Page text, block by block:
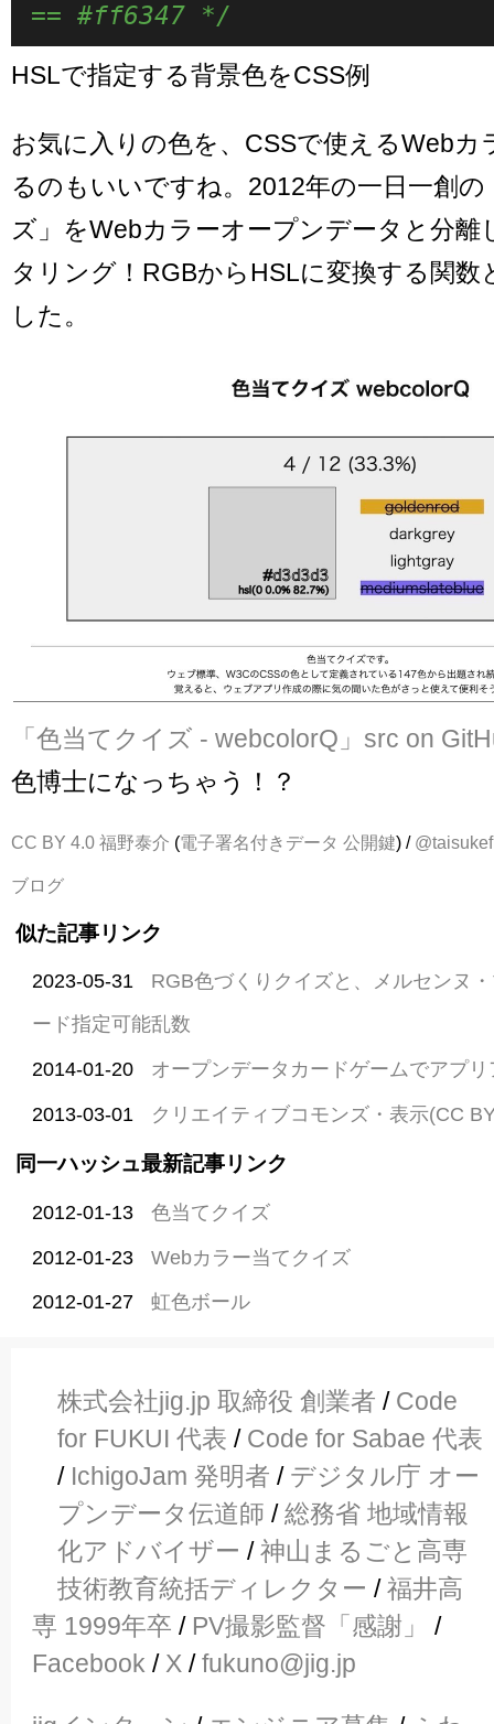
== #ff6347 */
HSLで指定する背景色をCSS例
お気に入りの色を、CSSで使えるWebカ
るのもいいですね。2012年の一日一創の
ズ」をWebカラーオープンデータと分離
タリング！RGBからHSLに変換する関数
した。
「色当てクイズ - webcolorQ」 src on
色博士になっちゃう！？
CC BY 4.0 福野泰介 (電子署名付きデータ 公開鍵) / @taisukef
ブログ
似た記事リンク
2023-05-31
RGB色づくりクイズと、メルセンヌ
ード指定可能乱数
2014-01-20 オープンデータカードゲームでアプ
2013-03-01 クリエイティブコモンズ・表示(CC
同一ハッシュ最新記事リンク
2012-01-13 色当てクイズ
2012-01-23 Webカラー当てクイズ
2012-01-27 虹色ボール
株式会社jig.jp 取締役 創業者 / Code
for FUKUI 代表 / Code for Sabae 代表
/ IchigoJam 発明者 / デジタル庁 オー
プンデータ伝道師 /総務省 地域情報
化アドバイザー /神山まるごと高専
技術教育統括ディレクター /福井高
専 1999年卒 / PV撮影監督「感謝」
/
Facebook / X /fukuno@jig.jp